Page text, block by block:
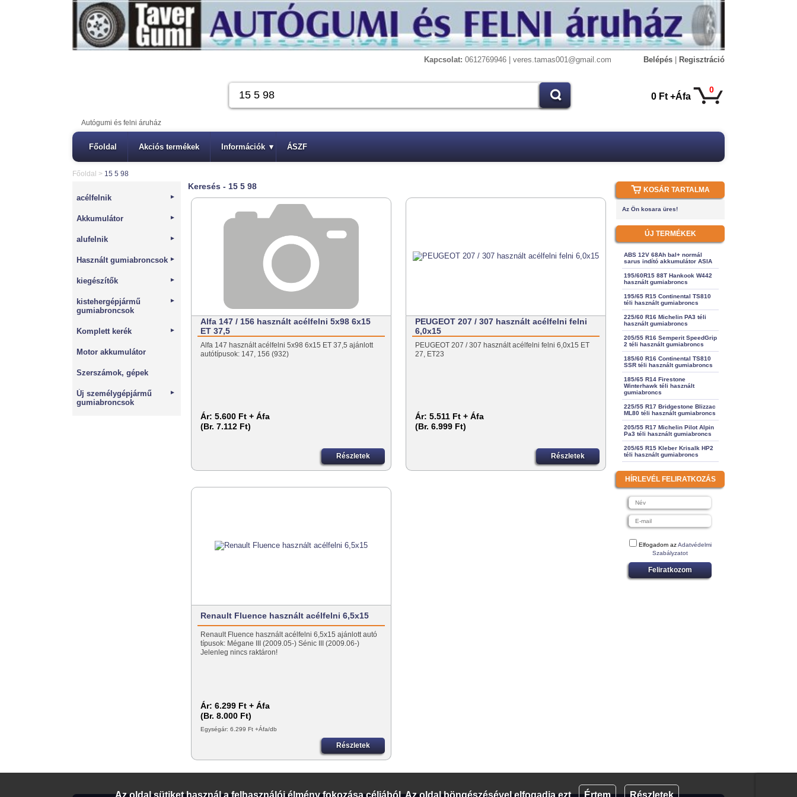
Az oldal sütiket használ a felhasználói élmény fokozása céljából. Az oldal böngészésével elfogadja ezt. Értem Részletek
Kapcsolat: 0612769946 | veres.tamas001@gmail.com Belépés Regisztráció
0
0 Ft +Áfa
Autógumi és felni áruház
Főoldal Akciós termékek Információk ▾ ÁSZF
Főoldal > 15 5 98
acélfelnik ►
Akkumulátor ►
alufelnik ►
Használt gumiabroncsok ►
kiegészítők ►
kistehergépjármű
gumiabroncsok
►
Komplett kerék ►
Motor akkumulátor
Szerszámok, gépek
Új személygépjármű
gumiabroncsok
►
Keresés - 15 5 98
Alfa 147 / 156 használt acélfelni 5x98 6x15
ET 37,5
Alfa 147 használt acélfelni 5x98 6x15 ET 37,5 ajánlott
autótípusok: 147, 156 (932)
Ár: 5.600 Ft + Áfa
(Br. 7.112 Ft)
Részletek
PEUGEOT 207 / 307 használt acélfelni felni
6,0x15
PEUGEOT 207 / 307 használt acélfelni felni 6,0x15 ET
27, ET23
Ár: 5.511 Ft + Áfa
(Br. 6.999 Ft)
Részletek
Renault Fluence használt acélfelni 6,5x15
Renault Fluence használt acélfelni 6,5x15 ajánlott autó
típusok: Mégane III (2009.05-) Sénic III (2009.06-)
Jelenleg nincs raktáron!
Ár: 6.299 Ft + Áfa
(Br. 8.000 Ft)
Egységár: 6.299 Ft +Áfa/db
Részletek
KOSÁR TARTALMA
Az Ön kosara üres!
ÚJ TERMÉKEK
ABS 12V 68Ah bal+ normál
sarus indító akkumulátor ASIA
195/60R15 88T Hankook W442
használt gumiabroncs
195/65 R15 Continental TS810
téli használt gumiabroncs
225/60 R16 Michelin PA3 téli
használt gumiabroncs
205/55 R16 Semperit SpeedGrip
2 téli használt gumiabroncs
185/60 R16 Continental TS810
SSR téli használt gumiabroncs
185/65 R14 Firestone
Winterhawk téli használt
gumiabroncs
225/55 R17 Bridgestone Blizzac
ML80 téli használt gumiabroncs
205/55 R17 Michelin Pilot Alpin
Pa3 téli használt gumiabroncs
205/65 R15 Kleber Krisalk HP2
téli használt gumiabroncs
HÍRLEVÉL FELIRATKOZÁS
Elfogadom azAdatvédelmi
Szabályzatot
Feliratkozom